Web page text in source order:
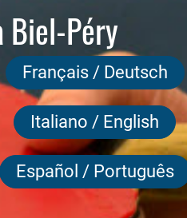
Biel-Péry
Français / Deutsch
Italiano / English
Español / Português